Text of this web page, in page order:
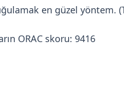
en güzel yöntem.
ORAC skoru: 9416